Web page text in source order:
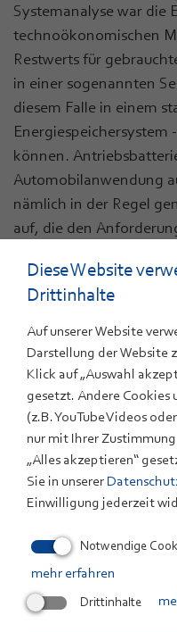
Systemanalyse war die
technoökonomischen
Restwerts für
in einer sogenannten
diesem Falle in einem
können.
Automobilanwendung
nämlich in der Regel
auf, die den
Inputfaktor für die
Alterung der
Fachgebiet
Alterungsmodells
haben gezeigt, dass
fallenden
eröffnet die
Zweitanwendungen
von
Fachgebiete und die
Forschungszentrum
Diese Website
Drittinhalte
Auf unserer Website
Darstellung der Website
Klick auf „Auswahl
gesetzt. Andere
(z.B. YouTube Videos
nur mit Ihrer
„Alles akzeptieren“
Sie in unserer
Einwilligung jederzeit
Notwendige
mehr erfahren
Drittinhalte